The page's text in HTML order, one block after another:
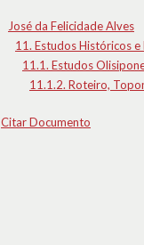
José da Felicidade Alves
11. Estudos Históricos
11.1. Estudos
11.1.2. Roteiro,
Citar Documento